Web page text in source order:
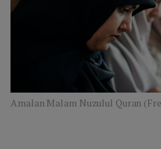
Amalan Malam Nuzulul Quran